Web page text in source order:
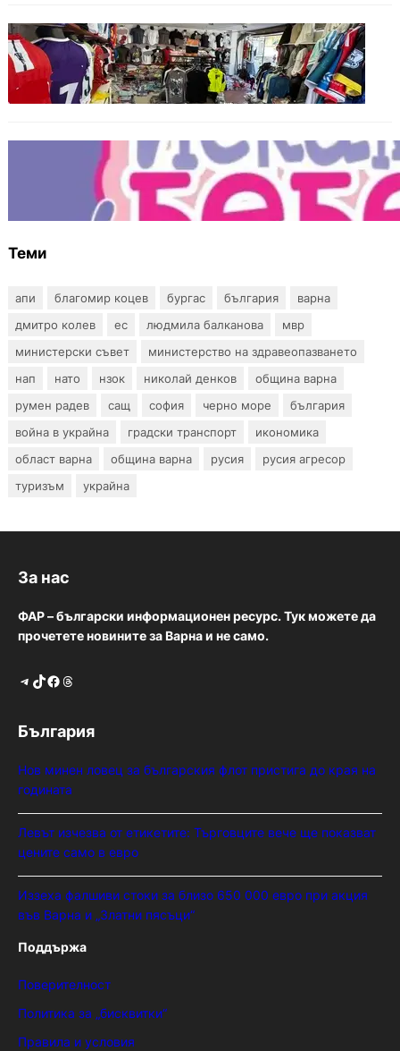
БЪЛГАРИЯ
Иззеха фалшиви стоки за близо 650 000
евро при акция във Варна и „Златни
пясъци“
Инвитро подкрепата под въпрос? „Искам
бебе“ се обяви срещу прехвърлянето на
Центъра към НЗОК
Теми
апи благомир коцев бургас българия
варна
дмитро колев
ес людмила балканова
мвр
министерски съвет
министерство на здравеопазването
нап
нато нзок николай денков
община варна
румен радев
сащ софия черно море
българия
война в украйна
градски транспорт
икономика
област варна
община варна русия
русия агресор
туризъм
украйна
За нас
ФАР – български информационен ресурс. Тук можете да
прочетете новините за Варна и не само.
Telegram TikTok Facebook Threads
България
Нов минен ловец за българския флот пристига до края на
годината
Левът изчезва от етикетите: Търговците вече ще показват
цените само в евро
Иззеха фалшиви стоки за близо 650 000 евро при акция
във Варна и „Златни пясъци“
Поддържа
Поверителност
Политика за „бисквитки“
Правила и условия